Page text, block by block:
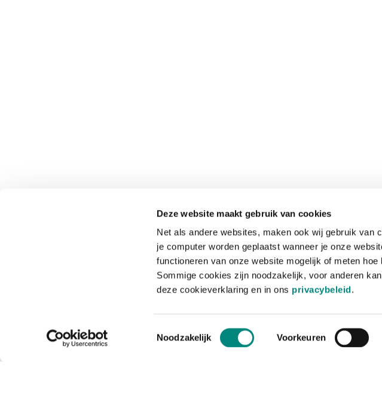
Deze website maakt gebruik van cookies
Net als andere websites, maken ook wij gebruik van
je computer worden geplaatst wanneer je onze
functioneren van onze website mogelijk of meten
Sommige cookies zijn noodzakelijk, voor anderen
deze cookieverklaring en in ons privacybeleid.
Toestemmingsselectie
Noodzakelijk Voorkeuren